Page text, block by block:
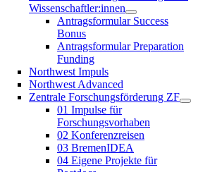
Wissenschaftler:innen
Antragsformular Success
Bonus
Antragsformular Preparation
Funding
Northwest Impuls
Northwest Advanced
Zentrale Forschungsförderung ZF
01 Impulse für
Forschungsvorhaben
02 Konferenzreisen
03 BremenIDEA
04 Eigene Projekte für